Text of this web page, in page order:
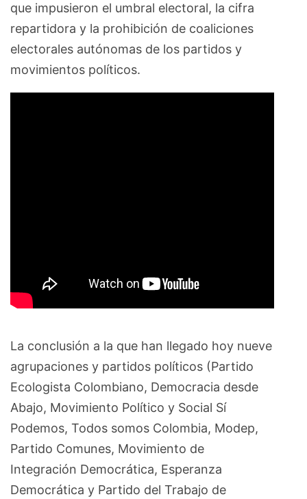
que impusieron el umbral electoral, la cifra
repartidora y la prohibición de coaliciones
electorales autónomas de los partidos y
movimientos políticos.
La conclusión a la que han llegado hoy nueve
agrupaciones y partidos políticos (Partido
Ecologista Colombiano, Democracia desde
Abajo, Movimiento Político y Social Sí
Podemos, Todos somos Colombia, Modep,
Partido Comunes, Movimiento de
Integración Democrática, Esperanza
Democrática y Partido del Trabajo de